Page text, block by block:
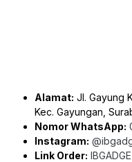
Alamat: Jl. Gayung
Kec. Gayungan,
Nomor WhatsApp:
Instagram:
Link Order: